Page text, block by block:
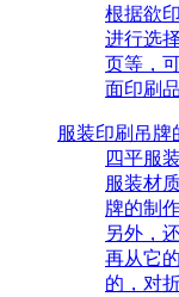
根据欲
进行选
页等，
面印刷
服装印刷吊牌
四平服
服装材
牌的制
另外，
再从它
的，对